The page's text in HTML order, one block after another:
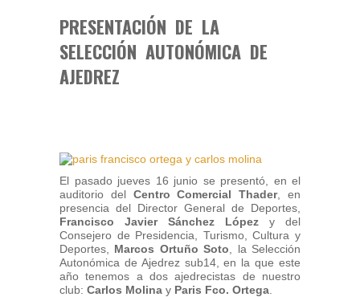
PRESENTACIÓN DE LA
SELECCIÓN AUTONÓMICA DE
AJEDREZ
El pasado jueves 16 junio se presentó, en el
auditorio del Centro Comercial Thader, en
presencia del Director General de Deportes,
Francisco Javier Sánchez López y del
Consejero de Presidencia, Turismo, Cultura y
Deportes, Marcos Ortuño Soto , la Selección
Autonómica de Ajedrez sub14, en la que este
año tenemos a dos ajedrecistas de nuestro
club: Carlos Molina y Paris Fco. Ortega